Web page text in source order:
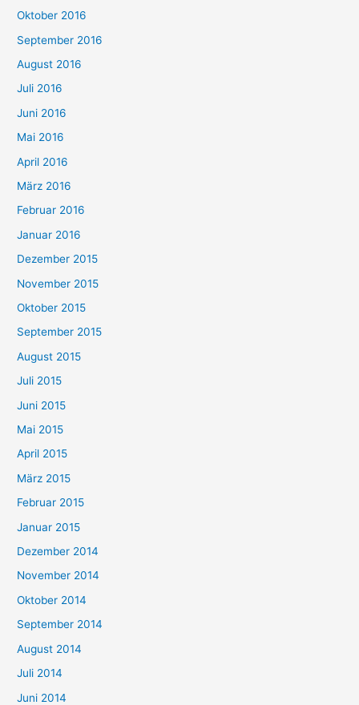
Oktober 2016
September 2016
August 2016
Juli 2016
Juni 2016
Mai 2016
April 2016
März 2016
Februar 2016
Januar 2016
Dezember 2015
November 2015
Oktober 2015
September 2015
August 2015
Juli 2015
Juni 2015
Mai 2015
April 2015
März 2015
Februar 2015
Januar 2015
Dezember 2014
November 2014
Oktober 2014
September 2014
August 2014
Juli 2014
Juni 2014